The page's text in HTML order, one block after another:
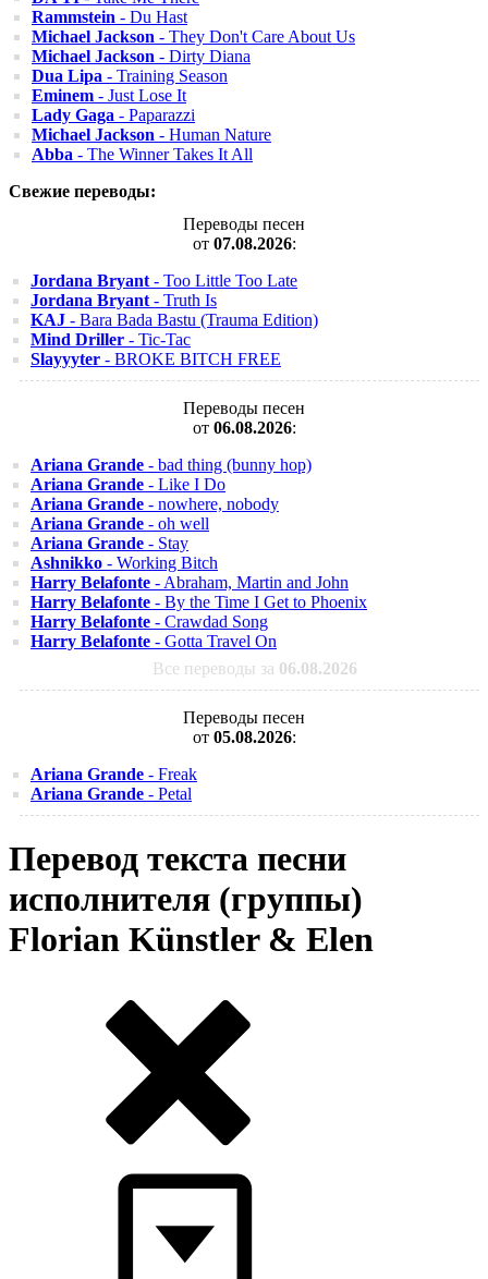
Rammstein - Du Hast
Michael Jackson - They Don't Care About Us
Michael Jackson - Dirty Diana
Dua Lipa - Training Season
Eminem - Just Lose It
Lady Gaga - Paparazzi
Michael Jackson - Human Nature
Abba - The Winner Takes It All
Свежие переводы:
Переводы песен
от 07.08.2026:
Jordana Bryant - Too Little Too Late
Jordana Bryant - Truth Is
KAJ - Bara Bada Bastu (Trauma Edition)
Mind Driller - Tic-Tac
Slayyyter - BROKE BITCH FREE
Переводы песен
от 06.08.2026:
Ariana Grande - bad thing (bunny hop)
Ariana Grande - Like I Do
Ariana Grande - nowhere, nobody
Ariana Grande - oh well
Ariana Grande - Stay
Ashnikko - Working Bitch
Harry Belafonte - Abraham, Martin and John
Harry Belafonte - By the Time I Get to Phoenix
Harry Belafonte - Crawdad Song
Harry Belafonte - Gotta Travel On
Все переводы за 06.08.2026
Переводы песен
от 05.08.2026:
Ariana Grande - Freak
Ariana Grande - Petal
Перевод текста песни
исполнителя (группы)
Florian Künstler & Elen